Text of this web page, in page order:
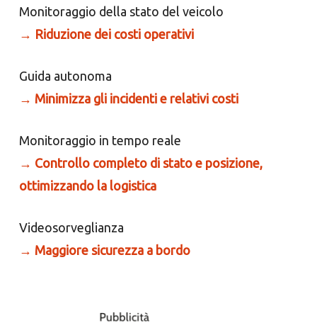
Monitoraggio della stato del veicolo
→ Riduzione dei costi operativi
Guida autonoma
→ Minimizza gli incidenti e relativi costi
Monitoraggio in tempo reale
→ Controllo completo di stato e posizione,
ottimizzando la logistica
Videosorveglianza
→ Maggiore sicurezza a bordo